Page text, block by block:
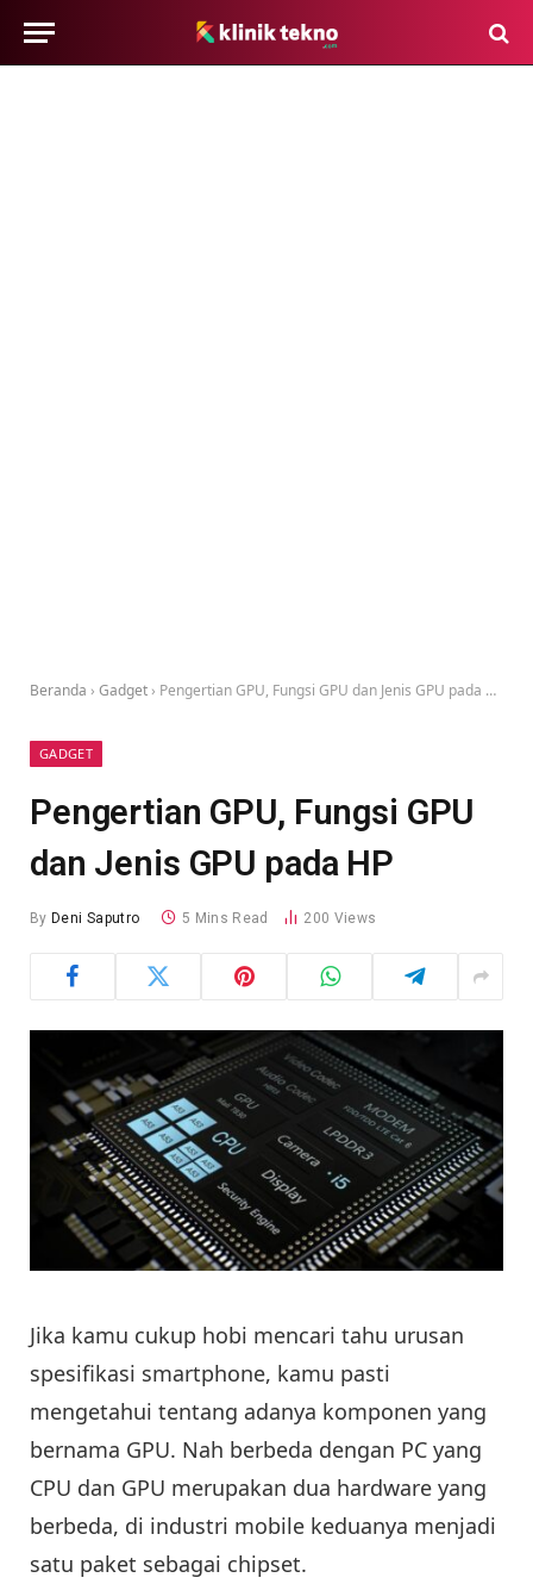
Beranda › Gadget › Pengertian GPU, Fungsi GPU dan Jenis GPU pada HP
GADGET
Pengertian GPU, Fungsi GPU
dan Jenis GPU pada HP
By Deni Saputro 5 Mins Read 200 Views
Jika kamu cukup hobi mencari tahu urusan
spesifikasi smartphone, kamu pasti
mengetahui tentang adanya komponen yang
bernama GPU. Nah berbeda dengan PC yang
CPU dan GPU merupakan dua hardware yang
berbeda, di industri mobile keduanya menjadi
satu paket sebagai chipset.